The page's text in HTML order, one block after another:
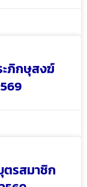
ภิกษุสงฆ์
รสมาชิก